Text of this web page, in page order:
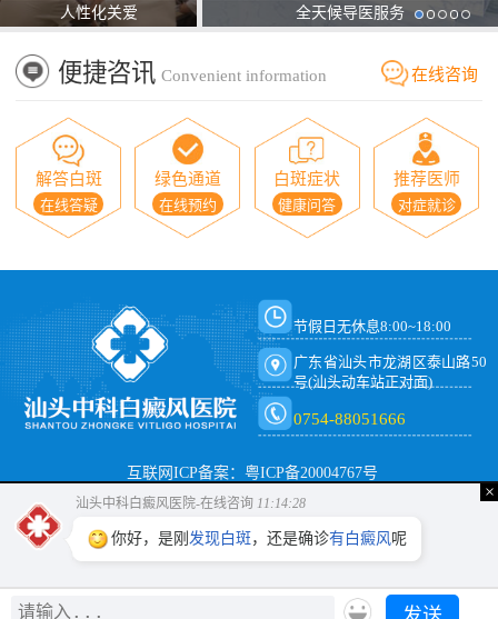
人性化关爱 全天候导医服务
便捷咨讯 Convenient information 在线咨询
解答白斑
在线答疑
绿色通道
在线预约
白斑症状
健康问答
推荐医师
对症就诊
节假日无休息8:00~18:00
广东省汕头市龙湖区泰山路50
号(汕头动车站正对面)
0754-88051666
互联网ICP备案：粤ICP备20004767号
×
汕头中科白癜风医院-在线咨询 11:14:29
你好，是刚 发现白斑 ，还是确诊有白癜风
呢？